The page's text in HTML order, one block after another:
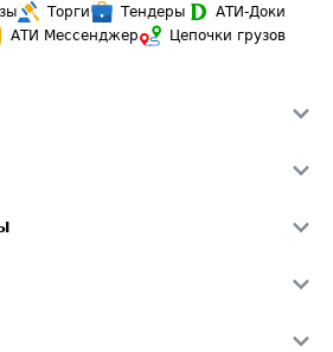
Торги Тендеры
АТИ-Доки
АТИ Мессенджер
Цепочки грузов